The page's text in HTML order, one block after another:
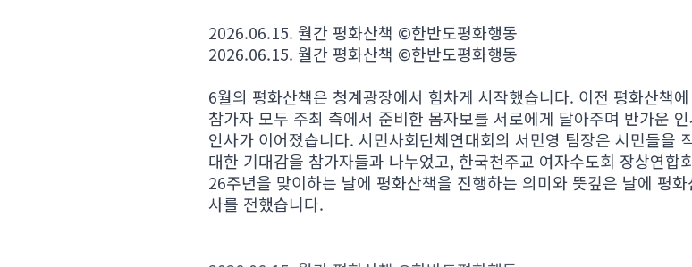
2026.06.15. 월간 평화산책 ©한반도평화행동
2026.06.15. 월간 평화산책 ©한반도평화행동
6월의 평화산책은 청계광장에서 힘차게 시작했습니다. 이전 평화산책
참가자 모두 주최 측에서 준비한 몸자보를 서로에게 달아주며 반가운
인사가 이어졌습니다. 시민사회단체연대회의 서민영 팀장은 시민들을
대한 기대감을 참가자들과 나누었고, 한국천주교 여자수도회 장상연합
26주년을 맞이하는 날에 평화산책을 진행하는 의미와 뜻깊은 날에 평
사를 전했습니다.